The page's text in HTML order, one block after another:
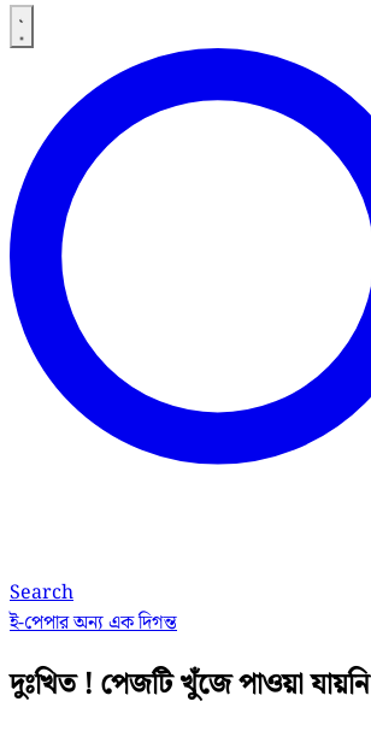
Search
ই-পেপারঅন্য এক দিগন্ত
দুঃখিত ! পেজটি খুঁজে পাওয়া যায়নি